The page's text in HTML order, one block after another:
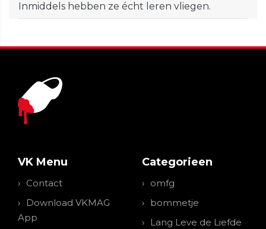
Inmiddels hebben ze écht leren vliegen.
VK Menu
Contact
Download VKMAG
App
Categorieen
omfg
bommetje
Lang Leve de Liefde